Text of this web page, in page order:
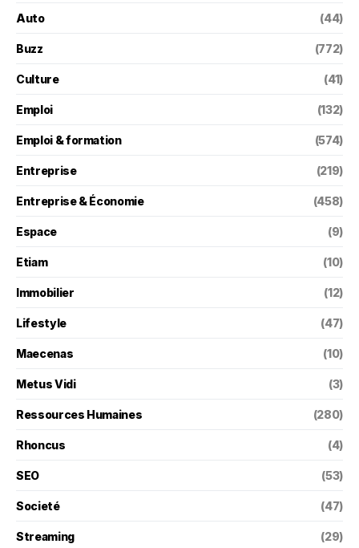
Auto (44)
Buzz (772)
Culture (41)
Emploi (132)
Emploi & formation (574)
Entreprise (219)
Entreprise & Économie (458)
Espace (9)
Etiam (10)
Immobilier (12)
Lifestyle (47)
Maecenas (10)
Metus Vidi (3)
Ressources Humaines (280)
Rhoncus (4)
SEO (53)
Societé (47)
Streaming (29)